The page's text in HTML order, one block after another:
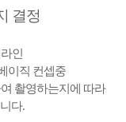
결정
인
이직 컨셉중
촬영하는지에 따라
다.